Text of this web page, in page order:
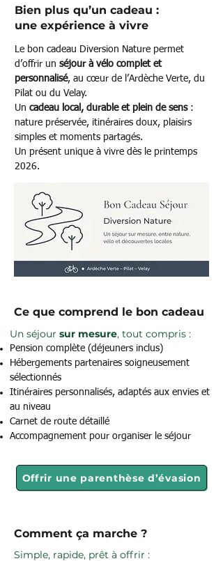
Bien plus qu’un cadeau :
une expérience à vivre
Le bon cadeau Diversion Nature permet
d’offrir un séjour à vélo complet et
personnalisé, au cœur de l’Ardèche Verte, du
Pilat ou du Velay.
Un cadeau local, durable et plein de sens:
nature préservée, itinéraires doux, plaisirs
simples et moments partagés.
Un présent unique à vivre dès le printemps
2026.
Ce que comprend le bon cadeau
Un séjour sur mesure, tout compris :
Pension complète (déjeuners inclus)
Hébergements partenaires soigneusement
sélectionnés
Itinéraires personnalisés, adaptés aux envies et
au niveau
Carnet de route détaillé
Accompagnement pour organiser le séjour
Offrir une parenthèse d’évasion
Comment ça marche ?
Simple, rapide, prêt à offrir :